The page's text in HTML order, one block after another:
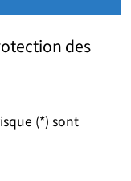
des
(*) sont